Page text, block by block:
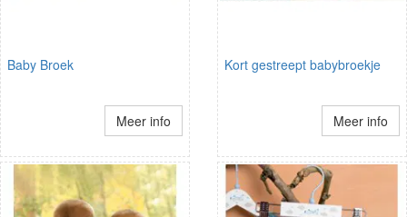
Baby Broek
Meer info
Kort gestreept babybroekje
Meer info